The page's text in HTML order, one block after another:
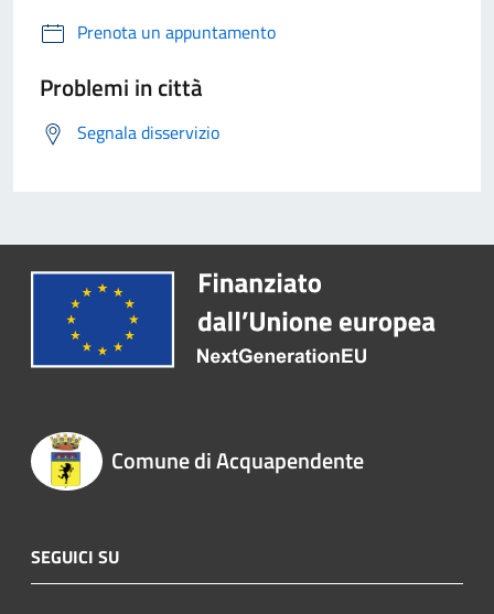
Prenota un appuntamento
Problemi in città
Segnala disservizio
Comune di Acquapendente
SEGUICI SU